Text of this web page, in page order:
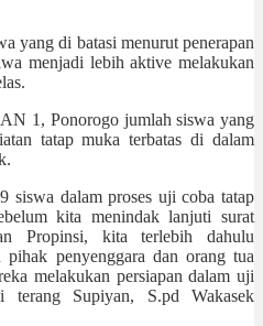
yang di batasi menurut penerapan
menjadi lebih aktive melakukan
1, Ponorogo jumlah siswa yang
tatap muka terbatas di dalam
siswa dalam proses uji coba tatap
kita menindak lanjuti surat
Propinsi, kita terlebih dahulu
penyenggara dan orang tua
melakukan persiapan dalam uji
terang Supiyan, S.pd Wakasek